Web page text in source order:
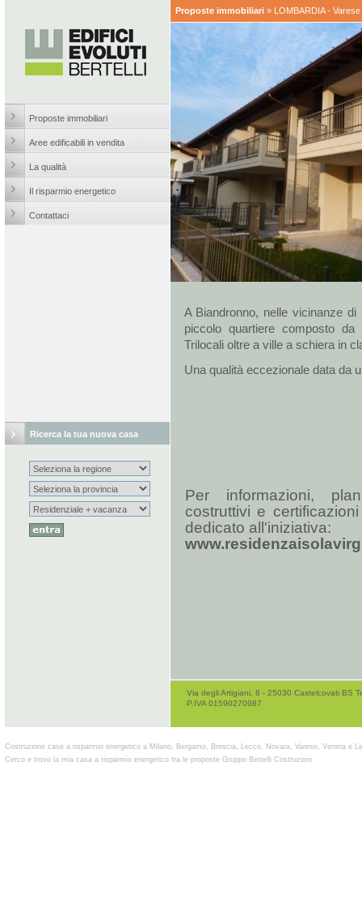
Proposte immobiliari
Aree edificabili in vendita
La qualità
Il risparmio energetico
Contattaci
Ricerca la tua nuova casa
Proposte immobiliari » LOMBARDIA -
A Biandronno, nelle vicinanze
piccolo quartiere composto
Trilocali oltre a ville a schiera in
Una qualità eccezionale data da
Per informazioni,
costruttivi e
dedicato all'iniziativa:
Via degli Artigiani, 8 - 25030 Castelcovati BS
P.IVA 01590270987
Costruzione case a risparmio energetico a Milano, Bergamo, Brescia, Lecco, Novara, Varese, Verona e
Cerco e trovo la mia casa a risparmio energetico tra le proposte Gruppo Bertelli Costruzioni